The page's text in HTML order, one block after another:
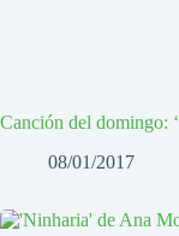
Canción del domingo:
08/01/2017